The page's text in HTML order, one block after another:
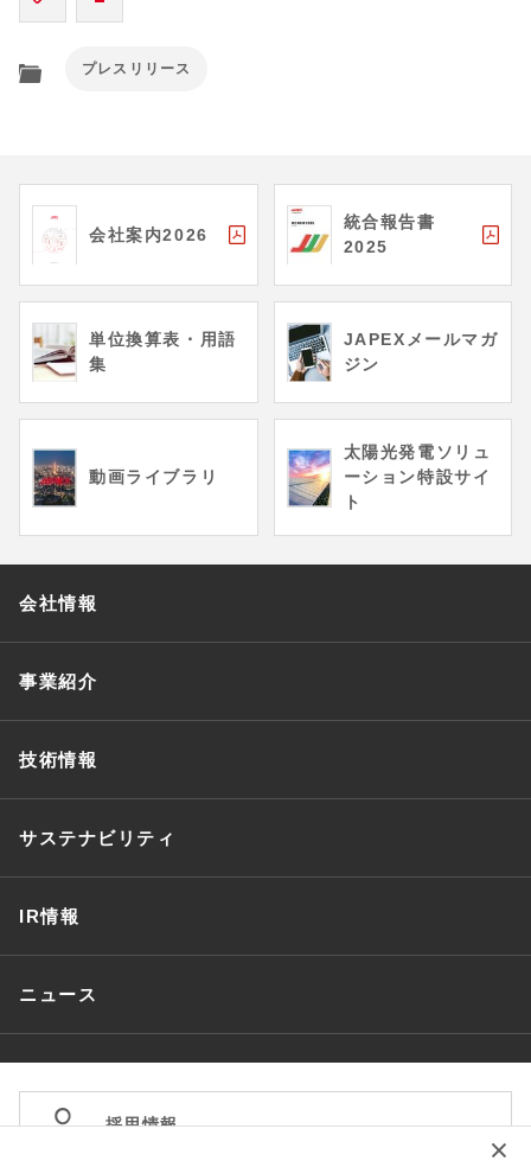
プレスリリース
会社案内2026
統合報告書
2025
単位換算表・用語
集
JAPEXメールマガ
ジン
動画ライブラリ
太陽光発電ソリュ
ーション特設サイ
ト
会社情報
事業紹介
技術情報
サステナビリティ
IR情報
ニュース
採用情報